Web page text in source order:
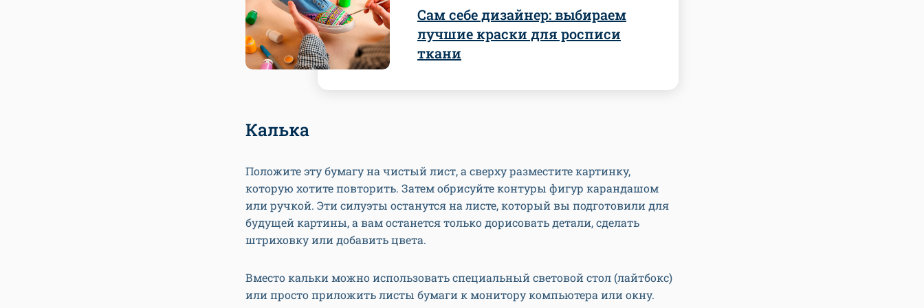
Сам себе дизайнер: выбираем
лучшие краски для росписи
ткани
Калька
Положите эту бумагу на чистый лист, а сверху разместите картинку,
которую хотите повторить. Затем обрисуйте контуры фигур карандашом
или ручкой. Эти силуэты останутся на листе, который вы подготовили для
будущей картины, а вам останется только дорисовать детали, сделать
штриховку или добавить цвета.
Вместо кальки можно использовать специальный световой стол (лайтбокс)
или просто приложить листы бумаги к монитору компьютера или окну.